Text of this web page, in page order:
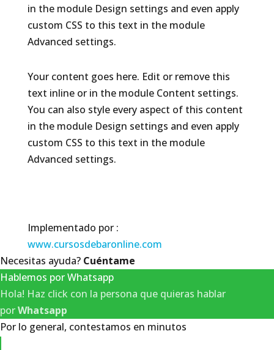
in the module Design settings and even apply
custom CSS to this text in the module
Advanced settings.
Your content goes here. Edit or remove this
text inline or in the module Content settings.
You can also style every aspect of this content
in the module Design settings and even apply
custom CSS to this text in the module
Advanced settings.
Implementado por :
www.cursosdebaronline.com
Necesitas ayuda? Cuéntame
Hablemos por Whatsapp
Hola! Haz click con la persona que quieras hablar
porWhatsapp
Por lo general, contestamos en minutos